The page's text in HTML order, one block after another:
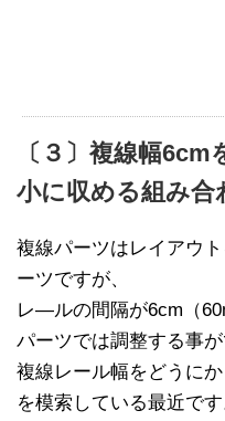
〔３〕複線幅
小に収める組み合
複線パーツはレイアウ
ーツですが、
レ―ルの間隔が6cm（
パーツでは調整する事が
複線レール幅をどうに
を模索している最近です